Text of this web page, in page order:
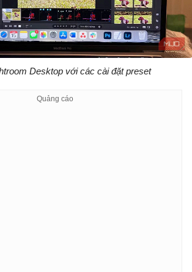
Desktop với các cài đặt preset